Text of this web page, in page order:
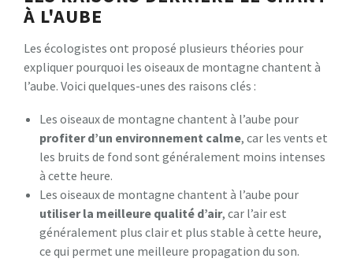
À L'AUBE
Les écologistes ont proposé plusieurs théories pour
expliquer pourquoi les oiseaux de montagne chantent à
l’aube. Voici quelques-unes des raisons clés :
Les oiseaux de montagne chantent à l’aube pour
profiter d’un environnement calme, car les vents et
les bruits de fond sont généralement moins intenses
à cette heure.
Les oiseaux de montagne chantent à l’aube pour
utiliser la meilleure qualité d’air, car l’air est
généralement plus clair et plus stable à cette heure,
ce qui permet une meilleure propagation du son.